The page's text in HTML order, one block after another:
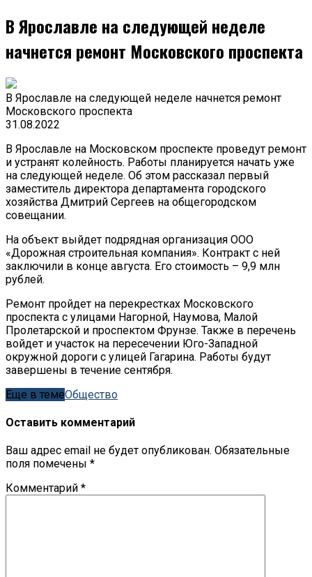
В Ярославле на следующей неделе
начнется ремонт Московского проспекта
В Ярославле на следующей неделе начнется ремонт
Московского проспекта
31.08.2022
В Ярославле на Московском проспекте проведут ремонт
и устранят колейность. Работы планируется начать уже
на следующей неделе. Об этом рассказал первый
заместитель директора департамента городского
хозяйства Дмитрий Сергеев на общегородском
совещании.
На объект выйдет подрядная организация ООО
«Дорожная строительная компания». Контракт с ней
заключили в конце августа. Его стоимость – 9,9 млн
рублей.
Ремонт пройдет на перекрестках Московского
проспекта с улицами Нагорной, Наумова, Малой
Пролетарской и проспектом Фрунзе. Также в перечень
войдет и участок на пересечении Юго-Западной
окружной дороги с улицей Гагарина. Работы будут
завершены в течение сентября.
Еще в темеОбществo
Оставить комментарий
Ваш адрес email не будет опубликован. Обязательные
поля помечены *
Комментарий *